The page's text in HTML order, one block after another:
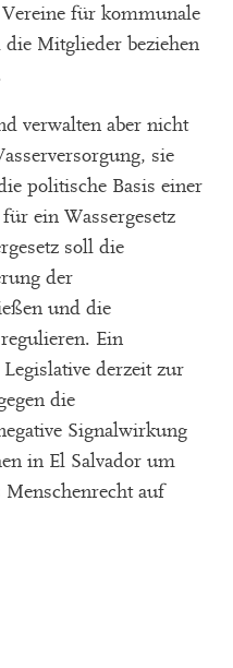
für kommunale
Mitglieder beziehen
verwalten aber nicht
sie
politische Basis einer
ein Wassergesetz
soll die
der
und die
Ein
derzeit zur
die
Signalwirkung
in El Salvador um
auf